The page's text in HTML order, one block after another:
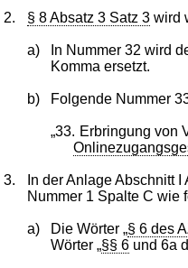
2. § 8 Absatz 3 Satz 3 wird
a)
In Nummer 32 wird
Komma ersetzt.
b) Folgende Nummer
„33. Erbringung von
3.
In der Anlage Abschnitt
Nummer 1 Spalte C wie
a) Die Wörter „§ 6 des
Wörter „§§ 6und 6a